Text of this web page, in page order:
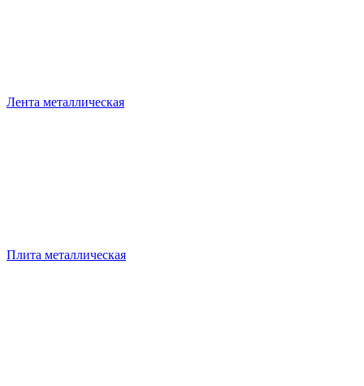
Лента металлическая
Плита металлическая